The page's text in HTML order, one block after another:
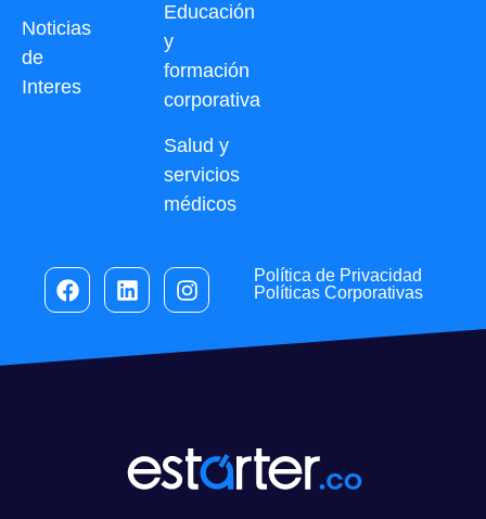
Noticias
de
Interes
Educación
y
formación
corporativa
Salud y
servicios
médicos
Política de Privacidad
Políticas Corporativas